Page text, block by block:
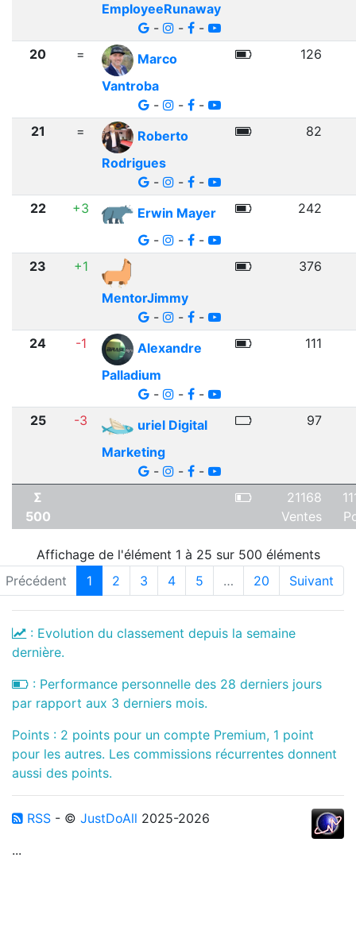
EmployeeRunaway
-
- -
20 =
Marco
Vantroba
-
- -
126
21 =
Roberto
Rodrigues
-
- -
82
22 +3
Erwin Mayer
-
- -
242
23
+1
MentorJimmy
-
- -
376
24 -1
Alexandre
Palladium
-
- -
111
25 -3
uriel Digital
Marketing
-
- -
97
Σ
500
21168
Ventes
Affichage de l'élément 1 à 25 sur 500 éléments
Précédent
1 2 3 4 5 … 20 Suivant
: Evolution du classement depuis la semaine
dernière.
: Performance personnelle des 28 derniers jours
par rapport aux 3 derniers mois.
Points : 2 points pour un compte Premium, 1 point
pour les autres. Les commissions récurrentes donnent
aussi des points.
RSS - © JustDoAll 2025-2026
...